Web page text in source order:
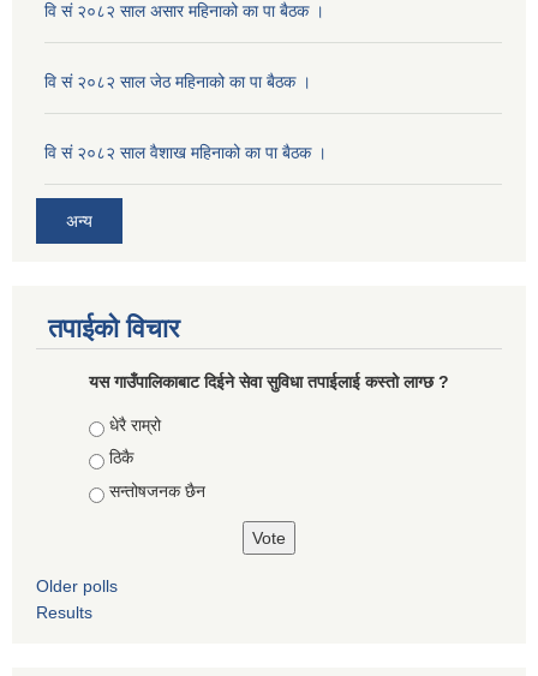
वि सं २०८२ साल असार महिनाको का पा बैठक ।
वि सं २०८२ साल जेठ महिनाको का पा बैठक ।
वि सं २०८२ साल वैशाख महिनाको का पा बैठक ।
अन्य
तपाईको विचार
यस गाउँपालिकाबाट दिईने सेवा सुविधा तपाईलाई कस्तो लाग्छ ?
Choices
धेरै राम्रो
ठिकै
सन्तोषजनक छैन
Older polls
Results